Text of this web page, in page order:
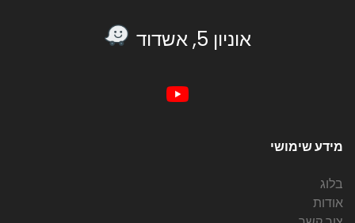
אוניון 5, אשדוד
מידע שימושי
בלוג
אודות